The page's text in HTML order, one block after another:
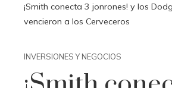
¡Smith conecta 3 jonrones! y los
vencieron a los Cerveceros
INVERSIONES Y NEGOCIOS